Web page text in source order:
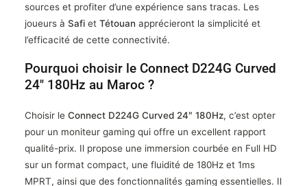
sources et profiter d’une expérience sans tracas. Les
joueurs à Safi et Tétouan apprécieront la simplicité et
l’efficacité de cette connectivité.
Pourquoi choisir le Connect D224G Curved
24″ 180Hz au Maroc ?
Choisir le Connect D224G Curved 24″ 180Hz, c’est opter
pour un moniteur gaming qui offre un excellent rapport
qualité-prix. Il propose une immersion courbée en Full HD
sur un format compact, une fluidité de 180Hz et 1ms
MPRT, ainsi que des fonctionnalités gaming essentielles. Il